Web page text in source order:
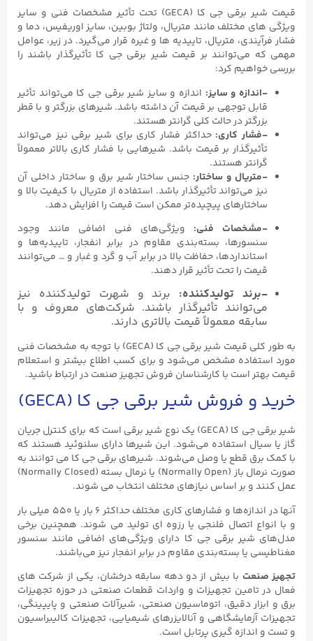
قیمت شیر برقی جی کا (GECA) تحت تأثیر مشخصات فنی و سایر
ویژگی های مختلف مانند متریال، ولتاژ بوبین، سایز اوریفیس، دما و
فشار فرآیندی، متریال، تاییدیه ها و غیره قرار می‌گیرد. در زیر، عوامل
مهمی که می‌توانند بر قیمت شیر برقی جی کا تأثیرگذار باشند را
بررسی خواهیم کرد:
-اندازه و سایز: اندازه و سایز شیر برقی جی کا می‌تواند تأثیر
قابل توجهی بر قیمت آن داشته باشد. شیرهای بزرگتر و با قطر
بزرگتر در حالت کلی گرانتر هستند.
-فشار کاری:حداکثر فشار کاری برای شیر برقی نیز می‌تواند
تأثیرگذار بر قیمت باشد. شیرهایی با فشار کاری بالاتر معمولاً
گرانتر هستند.
-متریال و ساختار: جنس ساختار شیر برق و ساختار داخلی آن
نیز می‌تواند تأثیرگذار باشد. استفاده از متریال با کیفیت بالا و
ساختارهای پیچیده‌تر ممکن است قیمت را افزایش دهد.
-مشخصات فنی: ویژگی‌های فنی اضافی مانند وجود
سنسورها، بسته‌بندی مقاوم در برابر انفجار، تاییدیه‌ها و
استانداردها، حفاظت بالا در برابر آب و گرد و غبار و … می‌توانند
قیمت را تحت تأثیر قرار دهند.
-برند تولیدکننده: برند و شهرت تولیدکننده نیز
می‌توانند تأثیرگذار باشند. شرکت‌های معروف و با
سابقه معمولاً قیمت بالاتری دارند.
به طور کلی قیمت شیر برقی جی کا (GECA) با توجه به مشخصات فنی
مورد استفاده مشخص می‌شود و برای کسب اطلاع بیشتر و استعلام
قیمت بهتر است با کارشناسان فروش تجهیز صنعت در ارتباط باشید.
خرید و فروش شیر برقی جی کا (GECA)
شیر برقی جی کا (GECA) یک نوع شیر برقی است که برای کنترل جریان
گاز یا سیال استفاده می‌شود. این شیرها دارای سلنوئید هستند که
با کمک برق قطع یا وصل می‌شوند. شیرهای برقی جی کا می‌ توانند به
صورت نرمال باز (Normally Open) یا نرمال بسته (Normally Closed)
عمل کنند و بر اساس نیازهای مختلف انتخاب می شوند.
آنها در اندازه‌ها و فشارهای کاری مختلف حداکثر ۶ بار یا ۵۵۰ میلی بار
و با انواع اتصال فلنجی یا رزوه ای تولید می شوند. همچنین برخی
مدل‌های شیر برقی جی کا دارای ویژگی‌های اضافی مانند سنسور
مغناطیسی یا بسته‌بندی مقاوم در برابر انفجار نیز می‌باشند.
تجهیز صنعت با بیش از دو دهه سابقه درخشان، یکی از شرکت های
فعال در تامین تجهیزات و واردات قطعات صنعتی در حوزه تجهیزات
برق و ابزار دقیق، اتوماسیون صنعتی، شیرآلات صنعتی و پایپینگی،
تجهیزات آزمایشگاهی و آنالایزرهای شیمیایی، تجهیزات کالیبراسیون
و تست و اندازه گیری پرتابل است.